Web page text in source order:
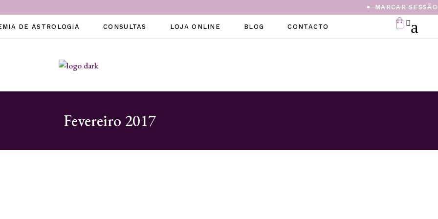
MARCAR SESSÃO
DE ASTROLOGIA CONSULTAS LOJA ONLINE BLOG CONTACTO
Fevereiro 2017